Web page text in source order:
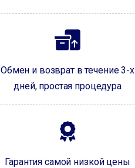
Обмен и возврат в течение 3-х
дней, простая процедура
Гарантия самой низкой цены